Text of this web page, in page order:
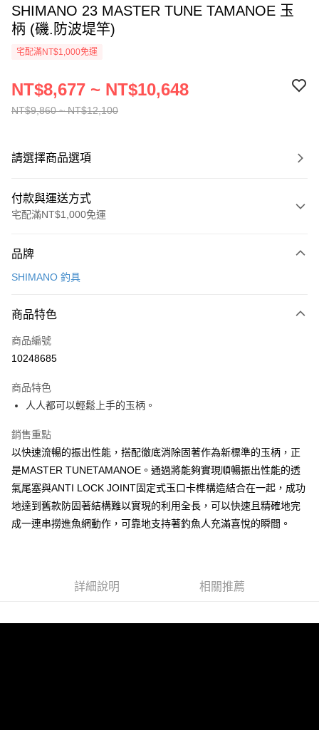
SHIMANO 23 MASTER TUNE TAMANOE 玉
柄 (磯.防波堤竿)
宅配滿NT$1,000免運
NT$9,860 ~ NT$12,100
NT$8,677 ~ NT$10,648
請選擇商品選項
付款與運送方式
宅配滿NT$1,000免運
信用卡一次付款
3 期 0 利率 每期
合作金庫商業銀行
上海商業儲蓄銀行
臺灣中小企業銀行
匯豐（台灣）商業銀行
元大商業銀行
玉山商業銀行
星展（台灣）商業銀行
台新國際商業銀行
中國信託商業銀行
台灣樂天信用卡公司
合作金庫商業銀行
上海商業儲蓄銀行
國泰世華商業銀行
匯豐（台灣）商業銀行
元大商業銀行
永豐商業銀行
玉山商業銀行
星展（台灣）商業銀行
台新國際商業銀行
中國信託商業銀行
台灣樂天信用卡公司
LINE Pay
Apple Pay
悠遊付
Google Pay
全盈+PAY
ATM付款
運送方式
付款後門市自取
品牌
SHIMANO 釣具
商品特色
商品編號
10248685
商品特色
人人都可以輕鬆上手的玉柄。
銷售重點
以快速流暢的振出性能，搭配徹底消除固著作為新標準的玉柄，正
是MASTER TUNETAMANOE。通過將能夠實現順暢振出性能的透
氣尾塞與ANTI LOCK JOINT固定式玉口卡榫構造結合在一起，成功
地達到舊款防固著結構難以實現的利用全長，可以快速且精確地完
成一連串撈進魚網動作，可靠地支持著釣魚人充滿喜悅的瞬間。
詳細說明 相關推薦